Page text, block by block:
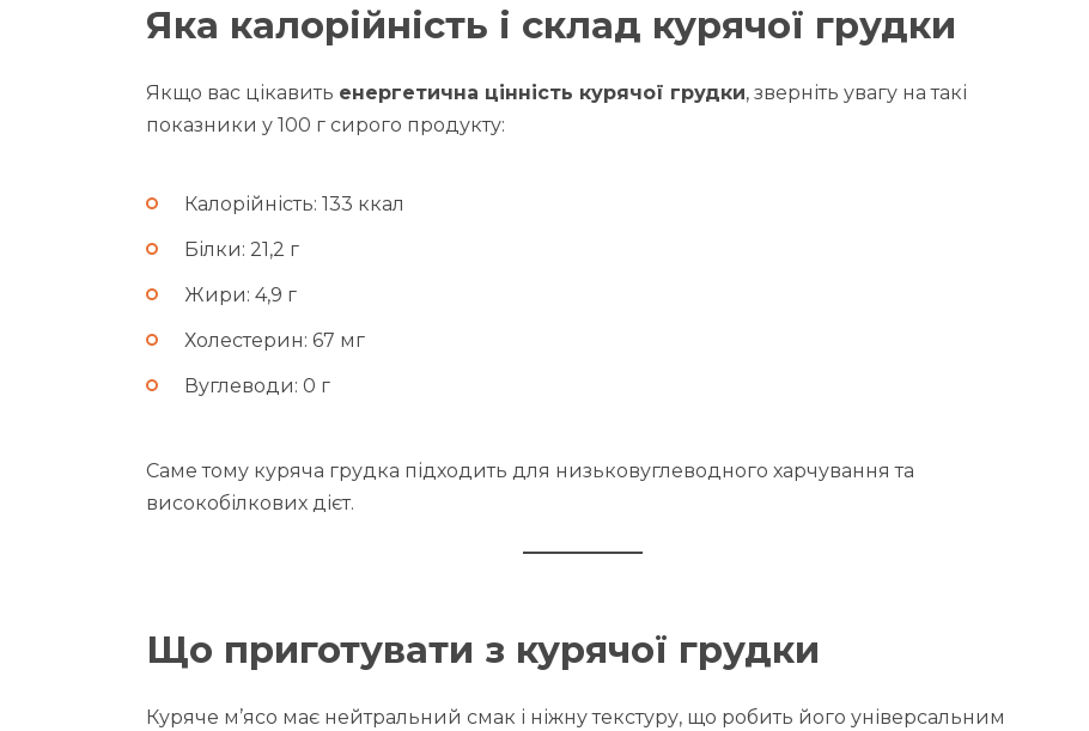
Яка калорійність і склад курячої грудки
Якщо вас цікавить енергетична цінність курячої грудки, зверніть увагу на такі
показники у 100 г сирого продукту:
Калорійність: 133 ккал
Білки: 21,2 г
Жири: 4,9 г
Холестерин: 67 мг
Вуглеводи: 0 г
Саме тому куряча грудка підходить для низьковуглеводного харчування та
високобілкових дієт.
Що приготувати з курячої грудки
Куряче м’ясо має нейтральний смак і ніжну текстуру, що робить його універсальним